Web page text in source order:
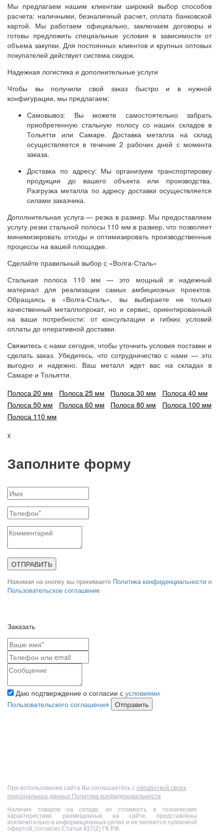
Мы предлагаем нашим клиентам широкий выбор способов
расчета: наличными, безналичный расчет, оплата банковской
картой. Мы работаем официально, заключаем договоры и
готовы предложить специальные условия в зависимости от
объема закупки. Для постоянных клиентов и крупных оптовых
покупателей действует система скидок.
Надежная логистика и дополнительные услуги
Чтобы вы получили свой заказ быстро и в нужной
конфигурации, мы предлагаем:
Самовывоз: Вы можете самостоятельно забрать
приобретенную стальную полосу со наших складов в
Тольятти или Самаре. Доставка металла на склад
осуществляется в течение 2 рабочих дней с момента
заказа.
Доставка по адресу: Мы организуем транспортировку
продукции до вашего объекта или производства.
Разгрузка металла по адресу доставки осуществляется
силами заказчика.
Дополнительная услуга — резка в размер. Мы предоставляем
услугу резки стальной полосы 110 мм в размер, что позволяет
минимизировать отходы и оптимизировать производственные
процессы на вашей площадке.
Сделайте правильный выбор с «Волга-Сталь»
Стальная полоса 110 мм — это мощный и надежный
материал для реализации самых амбициозных проектов.
Обращаясь в «Волга-Сталь», вы выбираете не только
качественный металлопрокат, но и сервис, ориентированный
на ваши потребности: от консультации и гибких условий
оплаты до оперативной доставки.
Свяжитесь с нами сегодня, чтобы уточнить условия поставки и
сделать заказ. Убедитесь, что сотрудничество с нами — это
выгодно и надежно. Ваш металл ждет вас на складах в
Самаре и Тольятти.
Полоса 20 мм
Полоса 25 мм Полоса 30 мм
Полоса 40 мм
Полоса 50 мм
Полоса 60 мм Полоса 80 мм
Полоса 100 мм
Полоса 110 мм
x
Заполните форму
ОТПРАВИТЬ
Нажимая на кнопку вы принимаете Политика конфиденциальности и
Пользовательское соглашение
Заказать
Даю подтверждение о согласии с условиями
Пользовательского соглашения
Отправить
При использовании сайта Вы соглашаетесь собработкой своих
персональных данных Политика конфиденциальности
Наличие товаров на складе, их стоимость и технические
характеристики, размещенные на сайте, представлены
исключительно в информационных целях и не являются публичной
офертой, согласно Статьи 437(2) ГК РФ.